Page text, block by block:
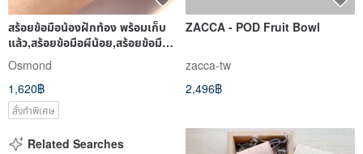
สร้อยข้อมือน้องฝักท้อง พร้อมเก็บ
แล้ว,สร้อยข้อมือผีน้อย,สร้อยข้อมือ
น่ารักๆ
Osmond
1,620฿
สั่งทำพิเศษ
ZACCA - POD Fruit Bowl
zacca-tw
2,496฿
Related Searches